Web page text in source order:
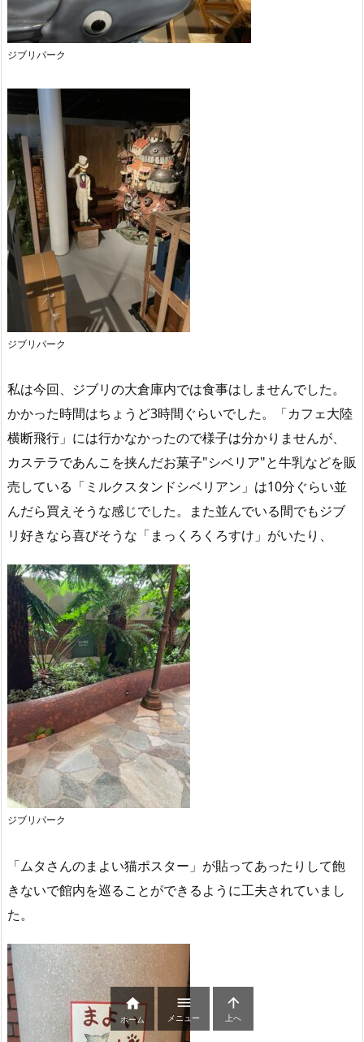
ジブリパーク
ジブリパーク
私は今回、ジブリの大倉庫内では食事はしませんでした。
かかった時間はちょうど3時間ぐらいでした。「カフェ大陸
横断飛行」には行かなかったので様子は分かりませんが、
カステラであんこを挟んだお菓子"シベリア"と牛乳などを販
売している「ミルクスタンドシベリアン」は10分ぐらい並
んだら買えそうな感じでした。また並んでいる間でもジブ
リ好きなら喜びそうな「まっくろくろすけ」がいたり、
ジブリパーク
「ムタさんのまよい猫ポスター」が貼ってあったりして飽
きないで館内を巡ることができるように工夫されていまし
た。

ホーム

メニュー

上へ